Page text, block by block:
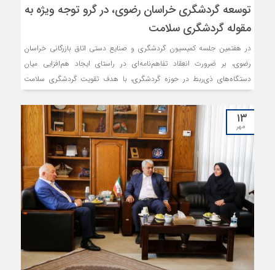
توسعه گردشگری خراسان رضوی، در گرو توجه ویژه به
مقوله گردشگری سلامت
در هفتمین جلسه کمیسیون گردشگری و صنایع دستی اتاق بازرگانی خراسان
رضوی، بر ضرورت انعقاد تفاهم‌نامه‌ای در راستای ایجاد هم‌افزایی میان
دستگاه‌های ذی‌ربط در حوزه گردشگری، با هدف تقویت گردشگری سلامت
تاکید شد.
۱۳
مهر